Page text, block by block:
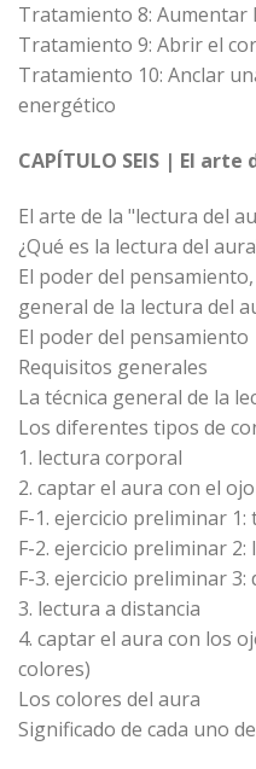
Tratamiento 8: Aumentar
Tratamiento 9: Abrir el
Tratamiento 10: Anclar
energético
CAPÍTULO SEIS | El
El arte de la "lectura del
¿Qué es la lectura del
El poder del
general de la lectura del
El poder del pensamiento
Requisitos generales
La técnica general de la
Los diferentes tipos de
1. lectura corporal
2. captar el aura con el
F-1. ejercicio preliminar
F-2. ejercicio preliminar
F-3. ejercicio preliminar
3. lectura a distancia
4. captar el aura con los
colores)
Los colores del aura
Significado de cada uno